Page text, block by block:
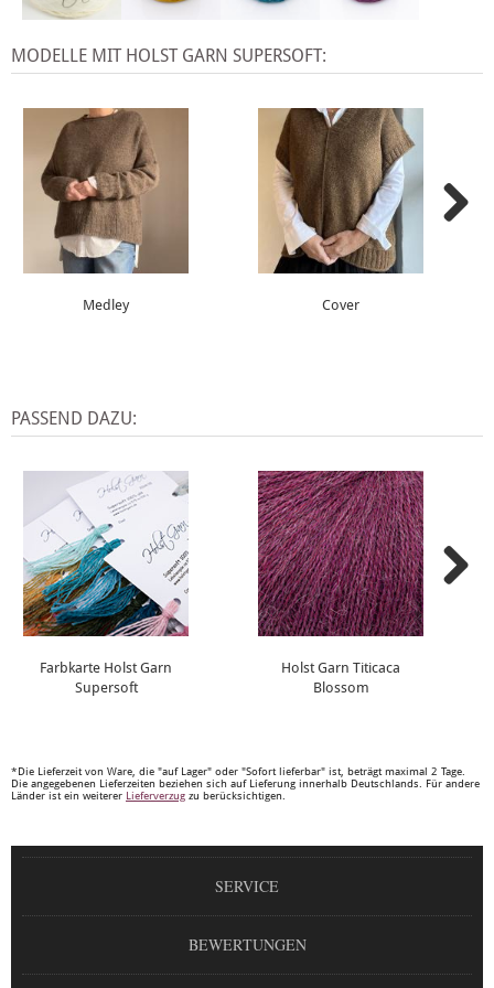
MODELLE MIT HOLST GARN SUPERSOFT:
Medley Cover
PASSEND DAZU:
Farbkarte Holst Garn
Supersoft
Holst Garn Titicaca
Blossom
*Die Lieferzeit von Ware, die "auf Lager" oder "Sofort lieferbar" ist, beträgt maximal 2 Tage.
Die angegebenen Lieferzeiten beziehen sich auf Lieferung innerhalb Deutschlands. Für andere
Länder ist ein weiterer Lieferverzug zu berücksichtigen.
SERVICE
BEWERTUNGEN